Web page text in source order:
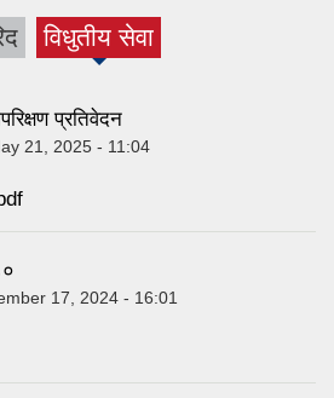
विधुतीय सेवा
(active
प्रतिवेदन
21, 2025 - 11:04
17, 2024 - 16:01